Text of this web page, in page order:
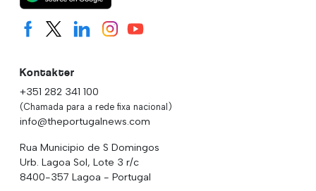
Kontakter
+351 282 341 100
(Chamada para a rede fixa nacional)
info@theportugalnews.com
Rua Municipio de S Domingos
Urb. Lagoa Sol, Lote 3 r/c
8400-357 Lagoa - Portugal